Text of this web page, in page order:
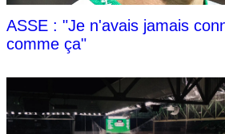
ASSE : "Je n'avais jamais
comme ça"